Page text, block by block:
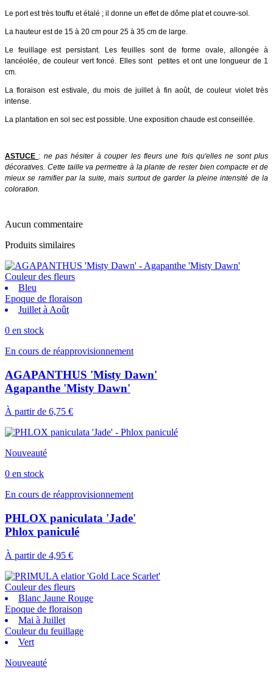
Le port est très touffu et étalé ; il donne un effet de dôme plat et couvre-sol.
La hauteur est de 15 à 20 cm pour 25 à 35 cm de large.
Le feuillage est persistant. Les feuilles sont de forme ovale, allongée à
lancéolée, de couleur vert foncé. Elles sont petites et ont une longueur de 1
cm.
La floraison est estivale, du mois de juillet à fin août, de couleur violet très
intense.
La plantation en sol sec est possible. Une exposition chaude est conseillée.
ASTUCE : ne pas hésiter à couper les fleurs une fois qu'elles ne sont plus
décoratives. Cette taille va permettre à la plante de rester bien compacte et de
mieux se ramifier par la suite, mais surtout de garder la pleine intensité de la
coloration.
Aucun commentaire
Produits similaires
Couleur des fleurs
Bleu
Epoque de floraison
Juillet à Août
0 en stock
En cours de réapprovisionnement
AGAPANTHUS 'Misty Dawn'
Agapanthe 'Misty Dawn'
À partir de 6,75 €
Nouveauté
0 en stock
En cours de réapprovisionnement
PHLOX paniculata 'Jade'
Phlox paniculé
À partir de 4,95 €
Couleur des fleurs
Blanc Jaune Rouge
Epoque de floraison
Mai à Juillet
Couleur du feuillage
Vert
Nouveauté